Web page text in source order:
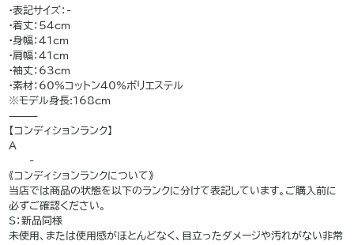
•表記サイズ：-
•着丈：54cm
•身幅：41cm
•肩幅：41cm
•袖丈：63cm
•素材：60%コットン40%ポリエステル
※モデル身長:168cm
⸻
【コンディションランク】
A
——-
《コンディションランクについて》
当店では商品の状態を以下のランクに分けて表記しています。ご購入前に
必ずご確認ください。
S：新品同様
未使用、または使用感がほとんどなく、目立ったダメージや汚れがない非常